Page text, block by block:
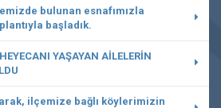
bulunan esnafımızla
başladık.
YAŞAYAN AİLELERİN
ilçemize bağlı köylerimizin